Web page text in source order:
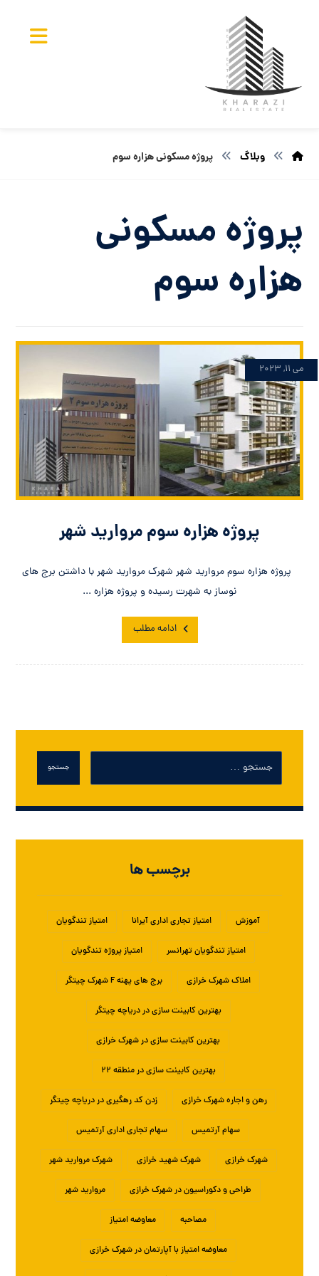
وبلاگ پروژه مسکونی هزاره سوم
پروژه مسکونی
هزاره سوم
پروژه هزاره سوم مروارید شهر
می ۱۱, ۲۰۲۳
پروژه هزاره سوم مروارید شهر شهرک مروارید شهر با داشتن برج های
نوساز به شهرت رسیده و پروژه هزاره ...
ادامه مطلب
جستجو
برچسب ها
آموزش امتیاز تجاری اداری آیرانا امتیاز تندگویان
امتیاز تندگویان تهرانسر امتیاز پروژه تندگویان
املاک شهرک خرازی برج های پهنه F شهرک چیتگر
بهترین کابینت سازی در دریاچه چیتگر
بهترین کابینت سازی در شهرک خرازی
بهترین کابینت سازی در منطقه ۲۲
رهن و اجاره شهرک خرازی زدن کد رهگیری در دریاچه چیتگر
سهام آرتمیس سهام تجاری اداری آرتمیس
شهرک خرازی شهرک شهید خرازی شهرک مروارید شهر
طراحی و دکوراسیون در شهرک خرازی مروارید شهر
مصاحبه معاوضه امتیاز
معاوضه امتیاز با آپارتمان در شهرک خرازی